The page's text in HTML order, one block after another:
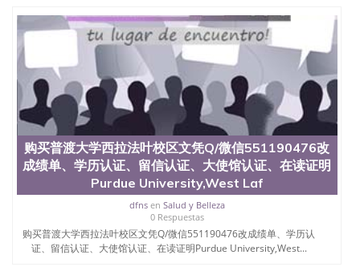
加拿大毕业证551190476申请学校办理假的毕业证成
绩单可以吗551190476哪里可以办理水印成绩单
551190476哪里可以修改成绩单GPA分数551190476
假毕业证能查出来吗551190476假文凭网上能查到吗
551190476 如何拿到国外毕业证QQ微信551190476办
假大学毕业证QQ微信551190476国外毕业证去哪认证
QQ微信551190476找毕业证封皮QQ微信551190476国
外毕业证外壳定制QQ微信551190476快速代办国外毕
业证QQ微信551190476快速拿到国外文凭QQ微信
551190476国外留学文凭认证QQ微信551190476国外
文凭回国认证QQ微信551190476泰国文凭办理QQ微
信551190476法国留学回国证明QQ微信551190476 国
外烫金照片QQ微信551190476外国文凭在中国有用吗
QQ微信551190476德国留学回国证明QQ微信
551190476爱尔兰留学回国证明QQ微信551190476国
外硕士文凭办理QQ微信551190476 网上买文凭可靠
吗QQ微信551190476买国外文凭质量QQ微信
购买普渡大学西拉法叶校区文凭Q/微信551190476改
成绩单、学历认证、留信认证、大使馆认证、在读证明
Purdue University,West Laf
dfnsen Salud y Belleza
0 Respuestas
购买普渡大学西拉法叶校区文凭Q/微信551190476改成绩单、学历认
证、留信认证、大使馆认证、在读证明Purdue University,West...